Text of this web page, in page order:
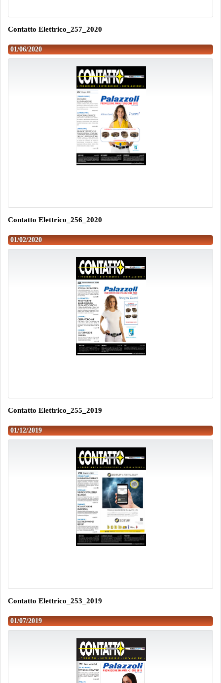
Contatto Elettrico_257_2020
01/06/2020
Contatto Elettrico_256_2020
01/02/2020
Contatto Elettrico_255_2019
01/12/2019
Contatto Elettrico_253_2019
01/07/2019